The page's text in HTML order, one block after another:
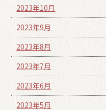
2023年10月
2023年9月
2023年8月
2023年7月
2023年6月
2023年5月